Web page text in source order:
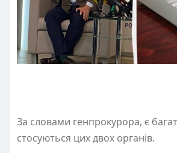
За словами генпрокурора, є
стосуються цих двох органів.